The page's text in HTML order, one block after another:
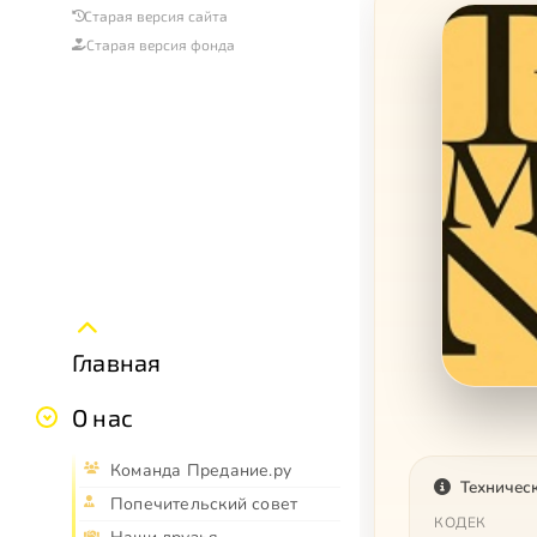
Старая версия сайта
Старая версия фонда
Главная
О нас
Команда Предание.ру
Попечительский совет
КОДЕК